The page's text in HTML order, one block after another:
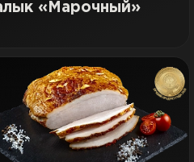
«Марочный»